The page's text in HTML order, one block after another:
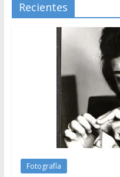
Recientes
Fotografía